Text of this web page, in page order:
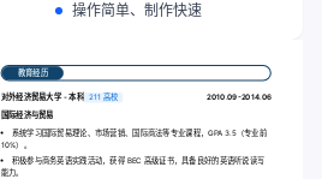
操作简单、制作快速
教育经历
对外经济贸易大学 - 本科 211 高校 2010.09-2014.06
国际经济与贸易
系统学习国际贸易理论、市场营销、国际商法等专业课程，GPA 3.5（专业前
10%）。
积极参与商务英语实践活动，获得 BEC 高级证书，具备良好的英语听说读写
能力。